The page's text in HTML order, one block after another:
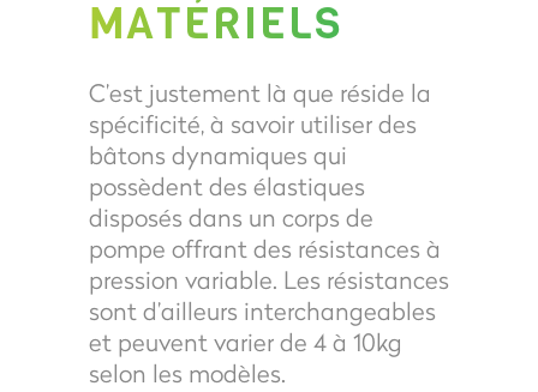
MATÉRIELS
C’est justement là que réside la
spécificité, à savoir utiliser des
bâtons dynamiques qui
possèdent des élastiques
disposés dans un corps de
pompe offrant des résistances à
pression variable. Les résistances
sont d’ailleurs interchangeables
et peuvent varier de 4 à 10kg
selon les modèles.